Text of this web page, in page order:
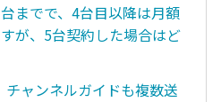
までで、4台目以降は月額
が、5台契約した場合はど
ャンネルガイドも複数送